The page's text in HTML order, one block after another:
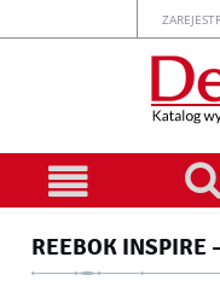
REEBOK INSPIRE